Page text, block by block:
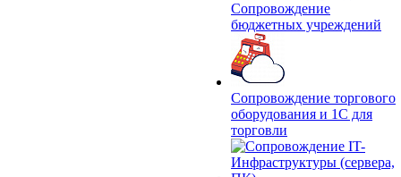
Сопровождение
бюджетных учреждений
Сопровождение торгового
оборудования и 1С для
торговли